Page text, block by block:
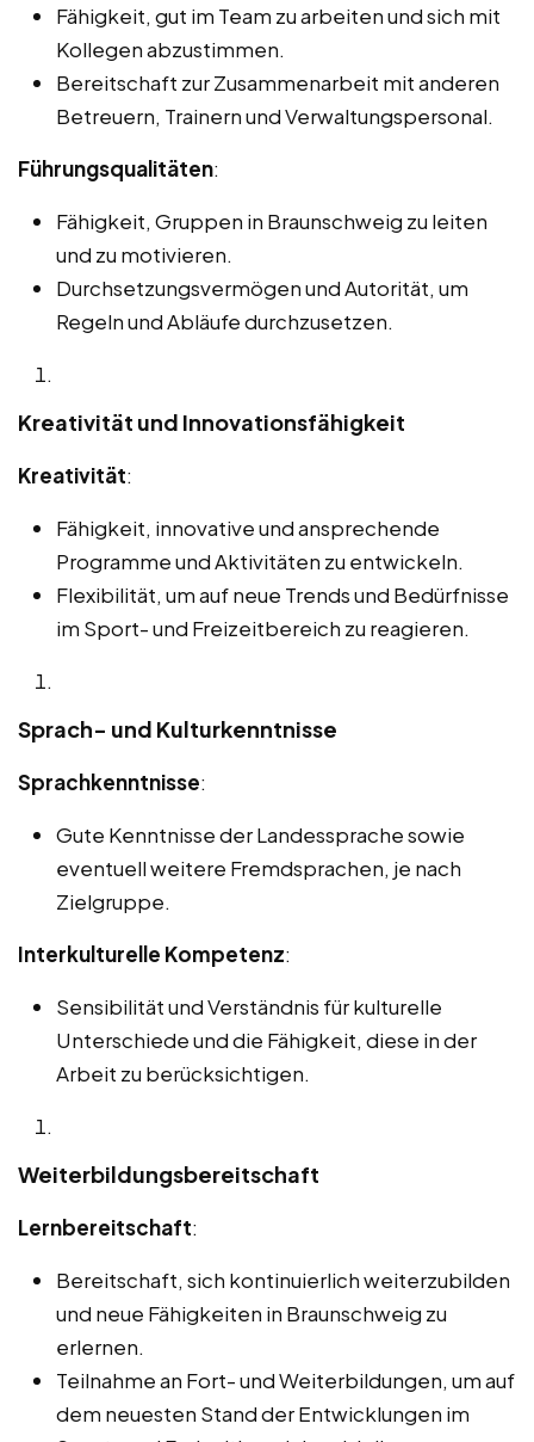
Fähigkeit, gut im Team zu arbeiten und sich mit
Kollegen abzustimmen.
Bereitschaft zur Zusammenarbeit mit anderen
Betreuern, Trainern und Verwaltungspersonal.
Führungsqualitäten:
Fähigkeit, Gruppen in Braunschweig zu leiten
und zu motivieren.
Durchsetzungsvermögen und Autorität, um
Regeln und Abläufe durchzusetzen.
Kreativität und Innovationsfähigkeit
Kreativität:
Fähigkeit, innovative und ansprechende
Programme und Aktivitäten zu entwickeln.
Flexibilität, um auf neue Trends und Bedürfnisse
im Sport- und Freizeitbereich zu reagieren.
Sprach- und Kulturkenntnisse
Sprachkenntnisse:
Gute Kenntnisse der Landessprache sowie
eventuell weitere Fremdsprachen, je nach
Zielgruppe.
Interkulturelle Kompetenz:
Sensibilität und Verständnis für kulturelle
Unterschiede und die Fähigkeit, diese in der
Arbeit zu berücksichtigen.
Weiterbildungsbereitschaft
Lernbereitschaft:
Bereitschaft, sich kontinuierlich weiterzubilden
und neue Fähigkeiten in Braunschweig zu
erlernen.
Teilnahme an Fort- und Weiterbildungen, um auf
dem neuesten Stand der Entwicklungen im